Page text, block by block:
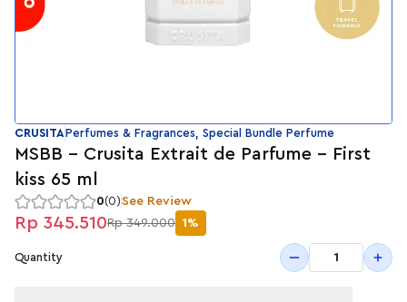
CRUSITAPerfumes & Fragrances, Special Bundle Perfume
MSBB - Crusita Extrait de Parfume - First
kiss 65 ml
0(0)See Review
Rp 345.510Rp 349.000 1%
Quantity 1